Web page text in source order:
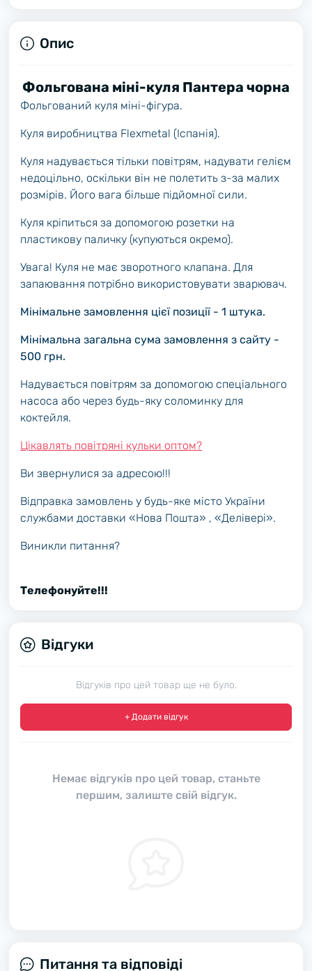
Опис
Фольгована міні-куля Пантера чорна
Фольгований куля міні-фігура.
Куля виробництва Flexmetal (Іспанія).
Куля надувається тільки повітрям, надувати гелієм
недоцільно, оскільки він не полетить з-за малих
розмірів. Його вага більше підйомної сили.
Куля кріпиться за допомогою розетки на
пластикову паличку (купуються окремо).
Увага! Куля не має зворотного клапана. Для
запаювання потрібно використовувати зварювач.
Мінімальне замовлення цієї позиції - 1 штука.
Мінімальна загальна сума замовлення з сайту -
500 грн.
Надувається повітрям за допомогою спеціального
насоса або через будь-яку соломинку для
коктейля.
Цікавлять повітряні кульки оптом?
Ви звернулися за адресою!!!
Відправка замовлень у будь-яке місто України
службами доставки «Нова Пошта» , «Делівері».
Виникли питання?
Телефонуйте!!!
Відгуки
Відгуків про цей товар ще не було.
+ Додати відгук
Немає відгуків про цей товар, станьте
першим, залиште свій відгук.
Питання та відповіді